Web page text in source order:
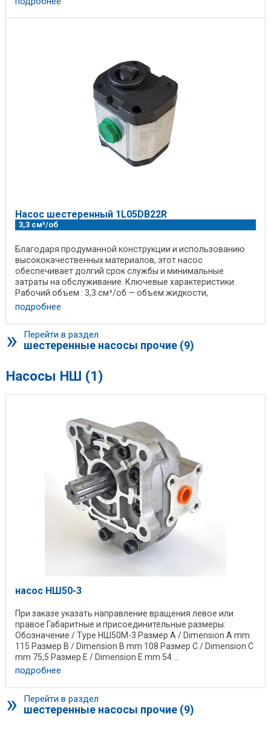
Насос шестеренный 1L05DB22R
3,3 см³/об
Благодаря продуманной конструкции и использованию
высококачественных материалов, этот насос
обеспечивает долгий срок службы и минимальные
затраты на обслуживание. Ключевые характеристики:
Рабочий объем : 3,3 см³/об — объем жидкости,
перекачиваемой ...
подробнее
» Перейти в раздел
шестеренные насосы прочие (9)
Насосы НШ (1)
насос НШ50-3
При заказе указать направление вращения левое или
правое Габаритные и присоединительные размеры:
Обозначение / Type НШ50М-3 Размер А / Dimension A mm
115 Размер B / Dimension B mm 108 Размер C / Dimension C
mm 75,5 Размер E / Dimension E mm 54 ...
подробнее
» Перейти в раздел
шестеренные насосы прочие (9)